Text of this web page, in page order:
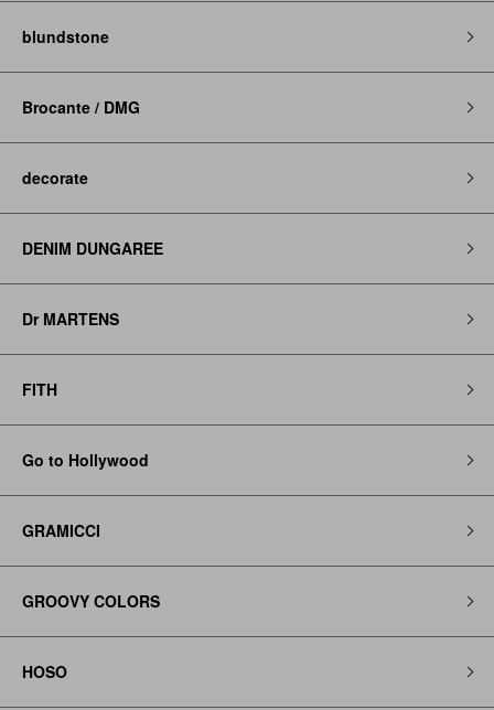
blundstone
Brocante / DMG
decorate
DENIM DUNGAREE
Dr MARTENS
FITH
Go to Hollywood
GRAMICCI
GROOVY COLORS
HOSO